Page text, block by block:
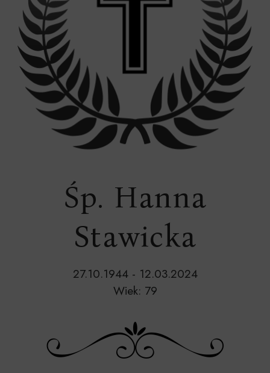
Śp. Hanna
Stawicka
27.10.1944 - 12.03.2024
Wiek: 79